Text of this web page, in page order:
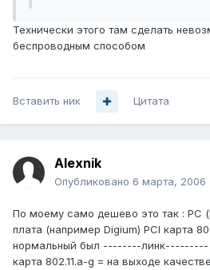
Технически этого там сделать
беспроводным способом
Вставить ник Цитата
Alexnik
Опубликовано 6 марта, 2006
По моему само дешево это так : PC
плата (например Digium) PCI карта
нормальный был --------линк---------
карта 802.11.a-g = на выходе